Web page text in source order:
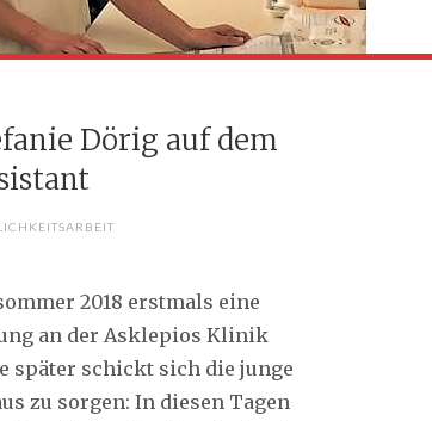
Dörig auf dem
2018 erstmals eine
an der Asklepios Klinik
später schickt sich die junge
zu sorgen: In diesen Tagen